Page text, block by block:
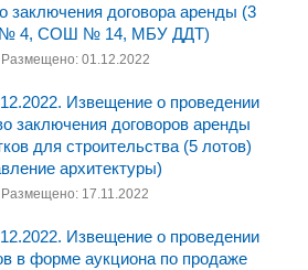
заключения договора аренды (3
4, СОШ № 14, МБУ ДДТ)
Размещено: 01.12.2022
Извещение о проведении
заключения договоров аренды
для строительства (5 лотов)
архитектуры)
Размещено: 17.11.2022
Извещение о проведении
в форме аукциона по продаже